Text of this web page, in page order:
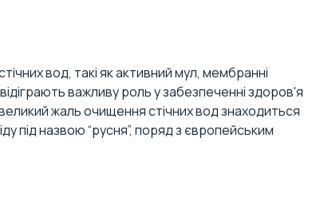
вод, такі як активний мул, мембранні
важливу роль у забезпеченні здоров'я
жаль очищення стічних вод знаходиться
під назвою “русня”, поряд з європейським